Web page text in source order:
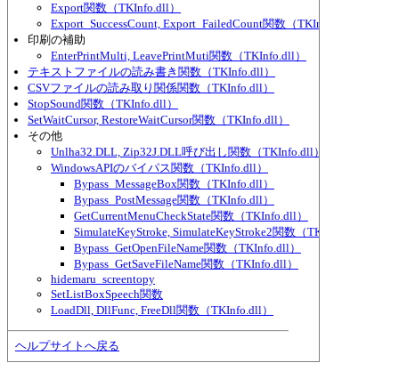
Export関数（TKInfo.dll）
Export_SuccessCount, Export_FailedCount関数（TKInfo.dll）
印刷の補助
EnterPrintMulti, LeavePrintMuti関数（TKInfo.dll）
テキストファイルの読み書き関数（TKInfo.dll）
CSVファイルの読み取り関係関数（TKInfo.dll）
StopSound関数（TKInfo.dll）
SetWaitCursor, RestoreWaitCursor関数（TKInfo.dll）
その他
Unlha32.DLL, Zip32J.DLL呼び出し関数（TKInfo.dll）
WindowsAPIのバイパス関数（TKInfo.dll）
Bypass_MessageBox関数（TKInfo.dll）
Bypass_PostMessage関数（TKInfo.dll）
GetCurrentMenuCheckState関数（TKInfo.dll）
SimulateKeyStroke, SimulateKeyStroke2関数（TKInfo.dll）
Bypass_GetOpenFileName関数（TKInfo.dll）
Bypass_GetSaveFileName関数（TKInfo.dll）
hidemaru_screentopy
SetListBoxSpeech関数
LoadDll, DllFunc, FreeDll関数（TKInfo.dll）
ヘルプサイトへ戻る